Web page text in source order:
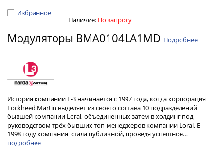
Избранное
Наличие: По запросу
Модуляторы BMA0104LA1MD Подробнее
История компании L-3 начинается с 1997 года, когда корпорация
Lockheed Martin выделяет из своего состава 10 подразделений
бывшей компании Loral, объединенных затем в холдинг под
руководством трёх бывших топ-менеджеров компании Loral. В
1998 году компания стала публичной, проведя успешное…
подробнее